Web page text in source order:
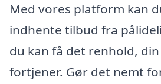
Med vores platform kan
indhente tilbud fra
du kan få det renhold,
fortjener. Gør det nemt